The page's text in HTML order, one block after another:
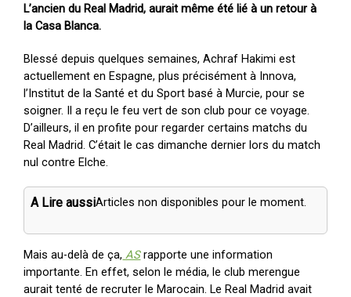
L’ancien du Real Madrid, aurait même été lié à un retour à
la Casa Blanca.
Blessé depuis quelques semaines, Achraf Hakimi est
actuellement en Espagne, plus précisément à Innova,
l’Institut de la Santé et du Sport basé à Murcie, pour se
soigner. Il a reçu le feu vert de son club pour ce voyage.
D’ailleurs, il en profite pour regarder certains matchs du
Real Madrid. C’était le cas dimanche dernier lors du match
nul contre Elche.
A Lire aussiArticles non disponibles pour le moment.
Mais au-delà de ça, ASrapporte une information
importante. En effet, selon le média, le club merengue
aurait tenté de recruter le Marocain. Le Real Madrid avait